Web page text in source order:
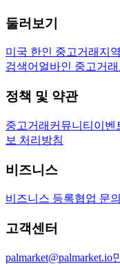
둘러보기
미국 한인 중고거래 지
검색어 얼바인 중고거래
정책 및 약관
중고거래 커뮤니티 이벤
보 처리방침
비즈니스
비즈니스 등록협업 문의
고객센터
palmarket@palmarket.io